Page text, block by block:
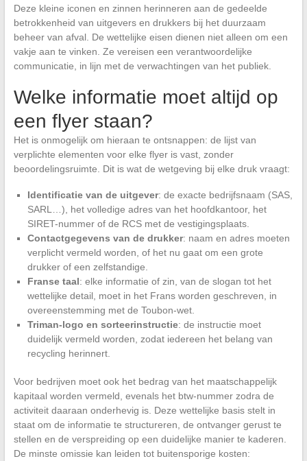
Deze kleine iconen en zinnen herinneren aan de gedeelde
betrokkenheid van uitgevers en drukkers bij het duurzaam
beheer van afval. De wettelijke eisen dienen niet alleen om een
vakje aan te vinken. Ze vereisen een verantwoordelijke
communicatie, in lijn met de verwachtingen van het publiek.
Welke informatie moet altijd op
een flyer staan?
Het is onmogelijk om hieraan te ontsnappen: de lijst van
verplichte elementen voor elke flyer is vast, zonder
beoordelingsruimte. Dit is wat de wetgeving bij elke druk vraagt:
Identificatie van de uitgever: de exacte bedrijfsnaam (SAS,
SARL…), het volledige adres van het hoofdkantoor, het
SIRET-nummer of de RCS met de vestigingsplaats.
Contactgegevens van de drukker: naam en adres moeten
verplicht vermeld worden, of het nu gaat om een grote
drukker of een zelfstandige.
Franse taal: elke informatie of zin, van de slogan tot het
wettelijke detail, moet in het Frans worden geschreven, in
overeenstemming met de Toubon-wet.
Triman-logo en sorteerinstructie: de instructie moet
duidelijk vermeld worden, zodat iedereen het belang van
recycling herinnert.
Voor bedrijven moet ook het bedrag van het maatschappelijk
kapitaal worden vermeld, evenals het btw-nummer zodra de
activiteit daaraan onderhevig is. Deze wettelijke basis stelt in
staat om de informatie te structureren, de ontvanger gerust te
stellen en de verspreiding op een duidelijke manier te kaderen.
De minste omissie kan leiden tot buitensporige kosten: